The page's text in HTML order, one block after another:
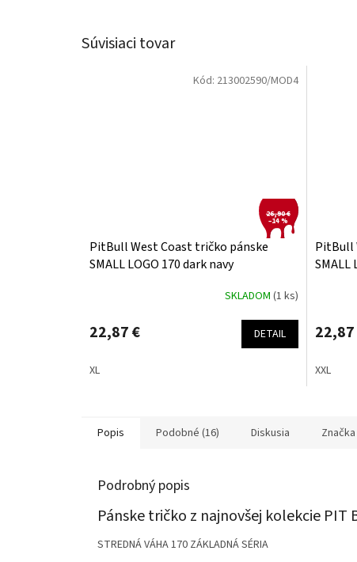
Súvisiaci tovar
26,90 €
–14 %
PitBull West Coast tričko pánske
SMALL LOGO 170 dark navy
SKLADOM (1 ks)
22,87 € DETAIL
XL
Kód: 213002590/MOD4
PitBull
SMALL
22,87
XXL
Popis Podobné (16) Diskusia Značka
Podrobný popis
Pánske tričko z najnovšej kolekcie PIT
STREDNÁ VÁHA 170 ZÁKLADNÁ SÉRIA